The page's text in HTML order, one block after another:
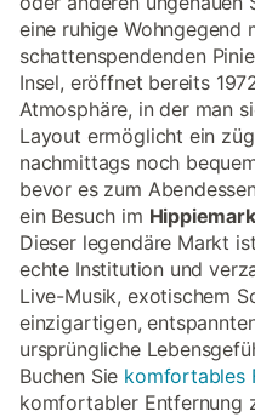
eine ruhige Wohngegend
schattenspendenden
Insel, eröffnet bereits
Atmosphäre, in der man
Layout ermöglicht ein
nachmittags noch
bevor es zum
ein Besuch im
Dieser legendäre Markt
echte Institution und
Live-Musik, exotischem
einzigartigen,
ursprüngliche
Buchen Sie komfortables
komfortabler Entfernung